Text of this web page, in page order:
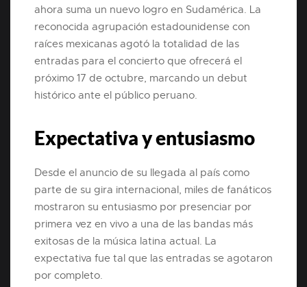
ahora suma un nuevo logro en Sudamérica. La
reconocida agrupación estadounidense con
raíces mexicanas agotó la totalidad de las
entradas para el concierto que ofrecerá el
próximo 17 de octubre, marcando un debut
histórico ante el público peruano.
Expectativa y entusiasmo
Desde el anuncio de su llegada al país como
parte de su gira internacional, miles de fanáticos
mostraron su entusiasmo por presenciar por
primera vez en vivo a una de las bandas más
exitosas de la música latina actual. La
expectativa fue tal que las entradas se agotaron
por completo.